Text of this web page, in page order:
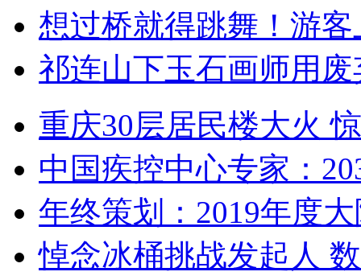
想过桥就得跳舞！游客
祁连山下玉石画师用
重庆30层居民楼大火
中国疾控中心专家：
年终策划：2019年度
悼念冰桶挑战发起人